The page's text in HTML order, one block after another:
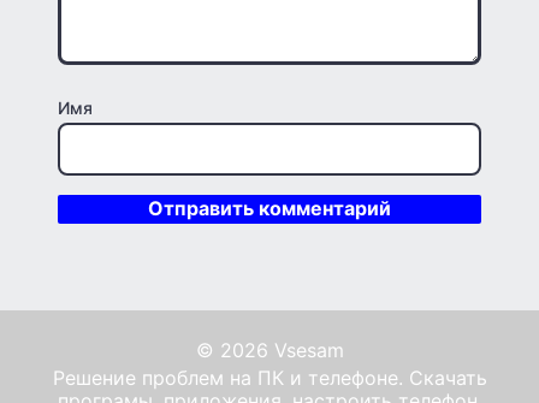
Имя
© 2026 Vsesam
Решение проблем на ПК и телефоне. Скачать